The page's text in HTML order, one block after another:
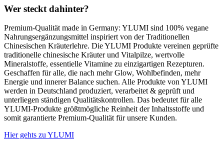
Wer steckt dahinter?
Premium-Qualität made in Germany: YLUMI sind 100% vegane
Nahrungsergänzungsmittel inspiriert von der Traditionellen
Chinesischen Kräuterlehre. Die YLUMI Produkte vereinen geprüfte
traditionelle chinesische Kräuter und Vitalpilze, wertvolle
Mineralstoffe, essentielle Vitamine zu einzigartigen Rezepturen.
Geschaffen für alle, die nach mehr Glow, Wohlbefinden, mehr
Energie und innerer Balance suchen. Alle Produkte von YLUMI
werden in Deutschland produziert, verarbeitet & geprüft und
unterliegen ständigen Qualitätskontrollen. Das bedeutet für alle
YLUMI-Produkte größtmögliche Reinheit der Inhaltsstoffe und
somit garantierte Premium-Qualität für unsere Kunden.
Hier gehts zu YLUMI